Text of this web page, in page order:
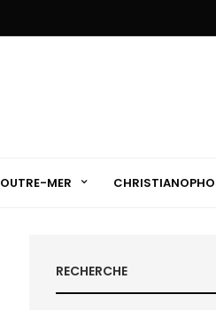
OUTRE-MER
RECHERCHE